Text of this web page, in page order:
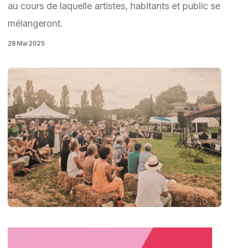
au cours de laquelle artistes, habitants et public se
mélangeront.
28 Mai 2025